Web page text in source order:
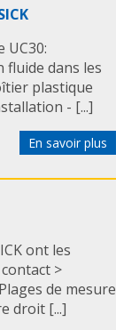
UC30:
fluide dans les
plastique
- [...]
En savoir plus
ont les
>
de mesure
droit [...]